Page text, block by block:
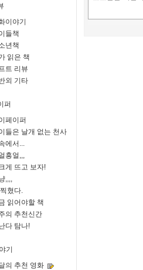
이야기
들책
년책
읽은 책
트 리뷰
외 기타
퍼
페이퍼
들은 날개 없는 천사
에서...
흥얼,,,
게 뜨고 보자!
,,,,
혔다.
읽어야할 책
의 추천신간
다 탐나!
기
의 추천 영화